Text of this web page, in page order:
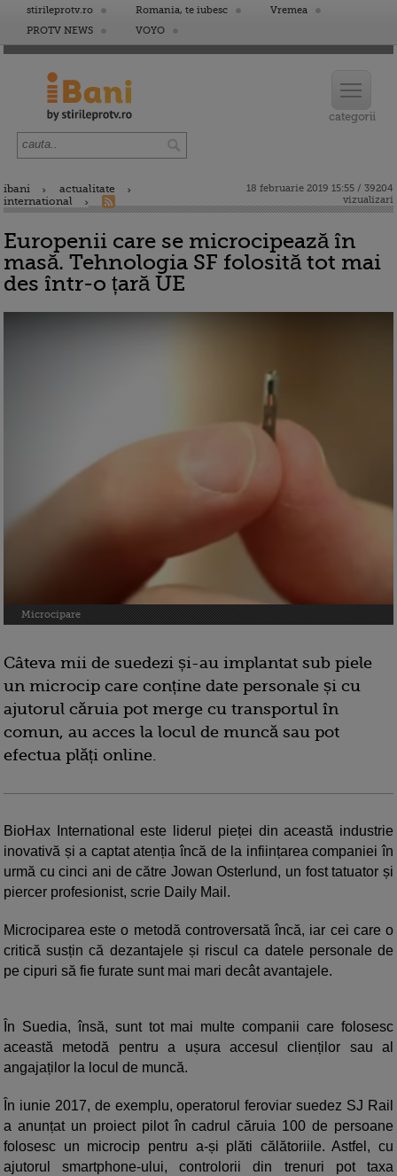
stirileprotv.ro Romania, te iubesc
Vremea
PROTV NEWS
VOYO
ibani
actualitate
international
18 februarie 2019 15:55 / 39204
vizualizari
Europenii care se microcipează în
masă. Tehnologia SF folosită tot mai
des într-o țară UE
Microcipare
Câteva mii de suedezi și-au implantat sub piele
un microcip care conține date personale și cu
ajutorul căruia pot merge cu transportul în
comun, au acces la locul de muncă sau pot
efectua plăți online.
BioHax International este liderul pieței din această industrie
inovativă și a captat atenția încă de la inființarea companiei în
urmă cu cinci ani de către Jowan Osterlund, un fost tatuator și
piercer profesionist, scrie Daily Mail.
Microciparea este o metodă controversată încă, iar cei care o
critică susțin că dezantajele și riscul ca datele personale de
pe cipuri să fie furate sunt mai mari decât avantajele.
În Suedia, însă, sunt tot mai multe companii care folosesc
această metodă pentru a ușura accesul clienților sau al
angajaților la locul de muncă.
În iunie 2017, de exemplu, operatorul feroviar suedez SJ Rail
a anunțat un proiect pilot în cadrul căruia 100 de persoane
folosesc un microcip pentru a-și plăti călătoriile. Astfel, cu
ajutorul smartphone-ului, controlorii din trenuri pot taxa